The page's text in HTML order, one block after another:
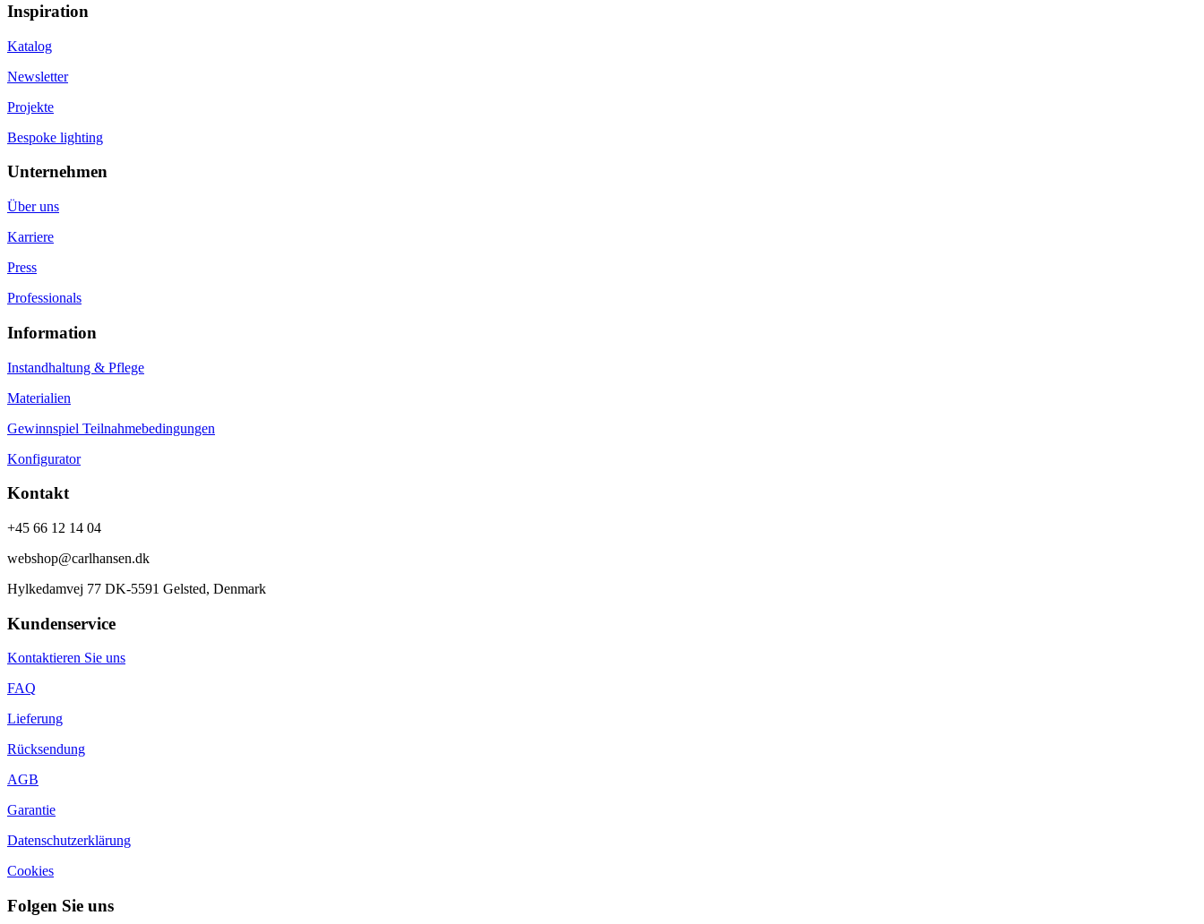
Inspiration
Katalog
Newsletter
Projekte
Bespoke lighting
Unternehmen
Über uns
Karriere
Press
Professionals
Information
Instandhaltung & Pflege
Materialien
Gewinnspiel Teilnahmebedingungen
Konfigurator
Kontakt
+45 66 12 14 04
webshop@carlhansen.dk
Hylkedamvej 77 DK-5591 Gelsted, Denmark
Kundenservice
Kontaktieren Sie uns
FAQ
Lieferung
Rücksendung
AGB
Garantie
Datenschutzerklärung
Cookies
Folgen Sie uns